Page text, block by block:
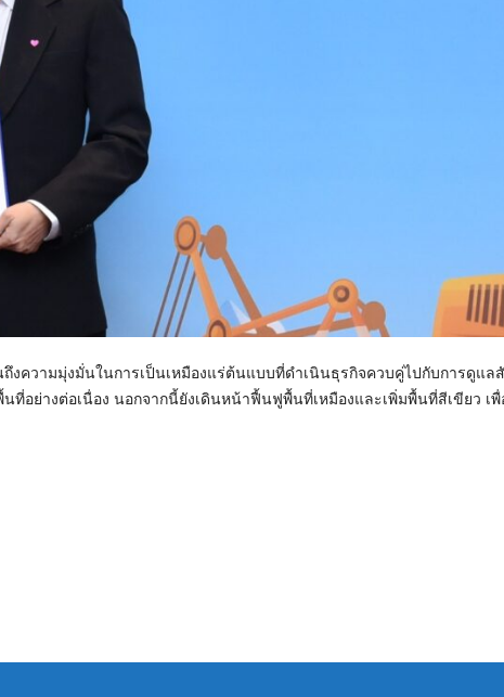
งความมุ่งมั่นในการเป็นเหมืองแร่ต้นแบบที่ดำเนินธุรกิจควบคู่ไปกับการดูแล
อย่างต่อเนื่อง นอกจากนี้ยังเดินหน้าฟื้นฟูพื้นที่เหมืองและเพิ่มพื้นที่สีเขียว เพื่